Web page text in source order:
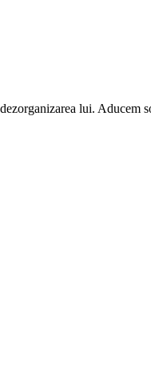
lui. Aducem